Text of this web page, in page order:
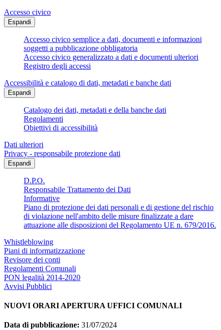
Accesso civico
Espandi
Accesso civico semplice a dati, documenti e informazioni
soggetti a pubblicazione obbligatoria
Accesso civico generalizzato a dati e documenti ulteriori
Registro degli accessi
Accessibilità e catalogo di dati, metadati e banche dati
Espandi
Catalogo dei dati, metadati e della banche dati
Regolamenti
Obiettivi di accessibilità
Dati ulteriori
Privacy - responsabile protezione dati
Espandi
D.P.O.
Responsabile Trattamento dei Dati
Informative
Piano di protezione dei dati personali e di gestione del rischio
di violazione nell'ambito delle misure finalizzate a dare
attuazione alle disposizioni del Regolamento UE n. 679/2016.
Whistleblowing
Piani di informatizzazione
Revisore dei conti
Regolamenti Comunali
PON legalità 2014-2020
Avvisi Pubblici
NUOVI ORARI APERTURA UFFICI COMUNALI
Data di pubblicazione: 31/07/2024